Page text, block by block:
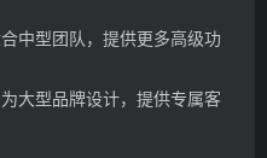
中型团队，提供更多高级功
大型品牌设计，提供专属客